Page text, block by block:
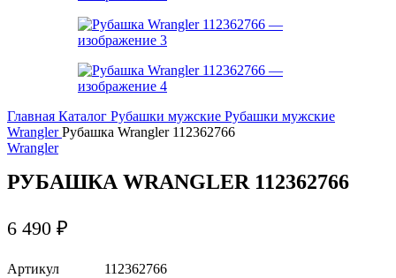
Главная Каталог Рубашки мужские Рубашки мужские
WranglerРубашка Wrangler 112362766
Wrangler
РУБАШКА WRANGLER 112362766
6 490 ₽
Артикул
112362766